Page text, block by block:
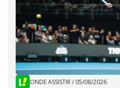
ONDE ASSISTIR/ 05/08/2026